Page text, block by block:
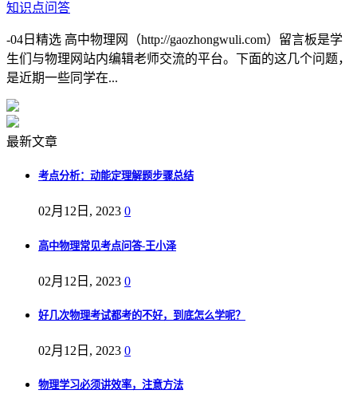
知识点问答
-04日精选 高中物理网（http://gaozhongwuli.com）留言板是学
生们与物理网站内编辑老师交流的平台。下面的这几个问题，
是近期一些同学在...
最新文章
考点分析：动能定理解题步骤总结
02月12日, 2023 0
高中物理常见考点问答-王小泽
02月12日, 2023 0
好几次物理考试都考的不好，到底怎么学呢？
02月12日, 2023 0
物理学习必须讲效率，注意方法